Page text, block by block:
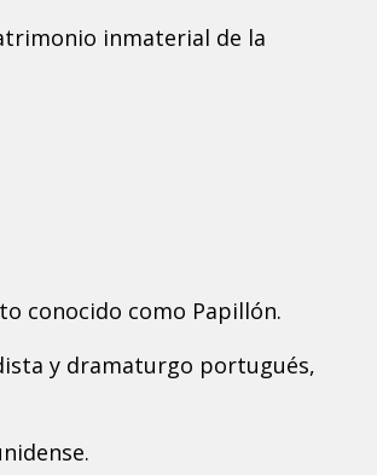
inmaterial de la
conocido como Papillón.
y dramaturgo portugués,